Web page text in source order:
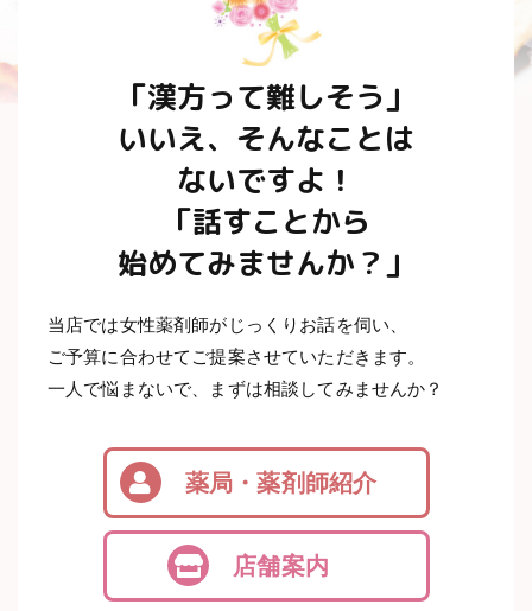
「漢方って難しそう」
いいえ、そんなことは
ないですよ！
「話すことから
始めてみませんか？」
当店では女性薬剤師がじっくりお話を伺い、
ご予算に合わせてご提案させていただきます。
一人で悩まないで、まずは相談してみませんか？
薬局・薬剤師紹介
店舗案内